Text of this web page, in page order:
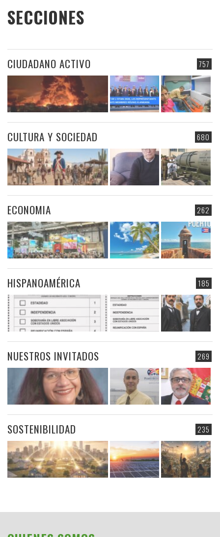
SECCIONES
757
CIUDADANO ACTIVO
680
CULTURA Y SOCIEDAD
262
ECONOMIA
185
HISPANOAMÉRICA
269
NUESTROS INVITADOS
235
SOSTENIBILIDAD